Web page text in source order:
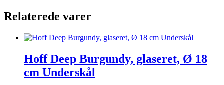
Relaterede varer
Hoff Deep Burgundy, glaseret, Ø 18
cm Underskål